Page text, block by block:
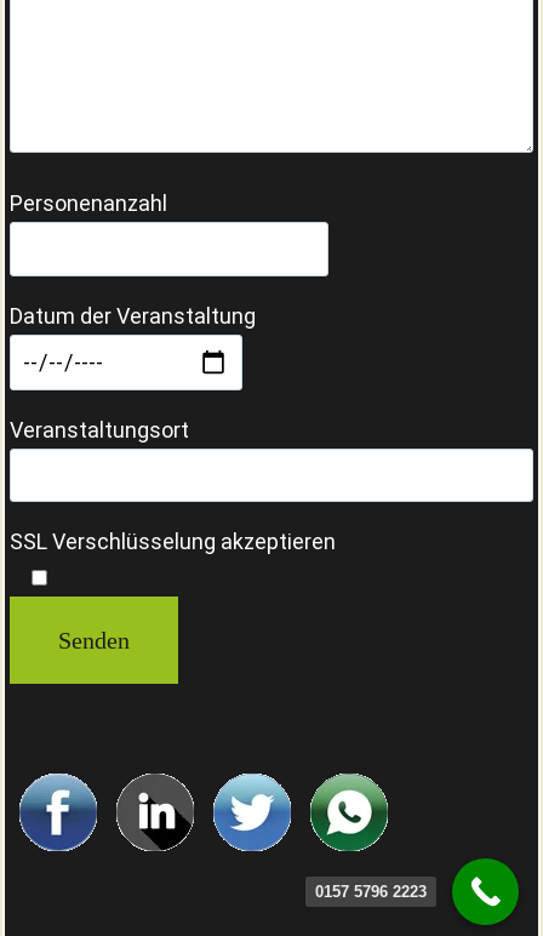
Personenanzahl
Datum der Veranstaltung
Veranstaltungsort
SSL Verschlüsselung akzeptieren
0157 5796 2223